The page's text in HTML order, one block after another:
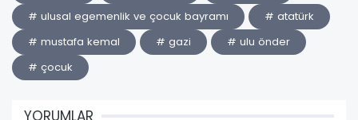
# ulusal egemenlik ve çocuk bayramı
# atatürk
# mustafa kemal
# gazi
# ulu önder
# çocuk